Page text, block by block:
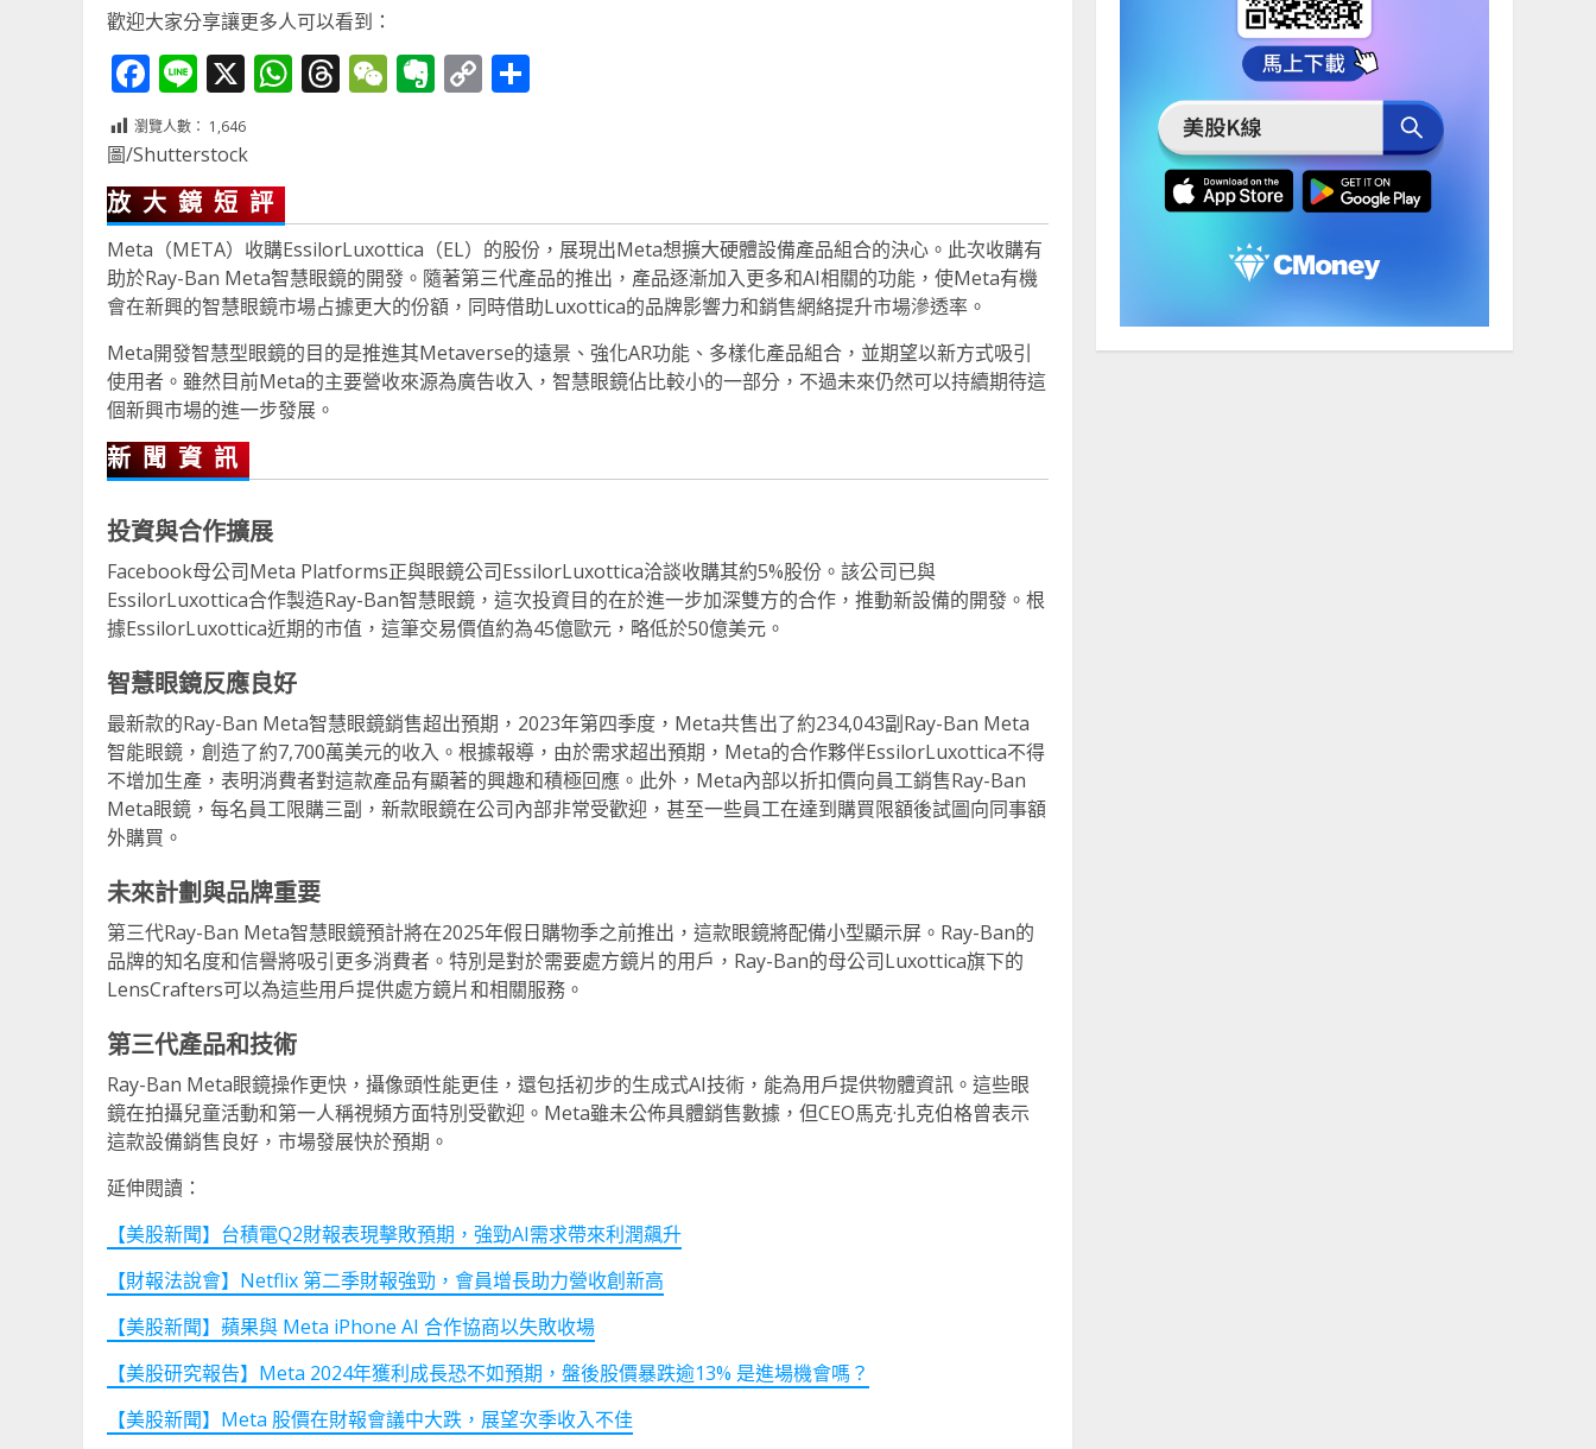
歡迎大家分享讓更多人可以看到：
Facebook
Line
X WhatsApp
Threads
WeChat
Evernote
Copy
瀏覽人數： 1,646
圖/Shutterstock
放大鏡短評
Meta（META）收購EssilorLuxottica（EL）的股份，展現出Meta想擴大硬體設備產品組合的決心。此次收購有
助於Ray-Ban Meta智慧眼鏡的開發。隨著第三代產品的推出，產品逐漸加入更多和AI相關的功能，使Meta有機
會在新興的智慧眼鏡市場占據更大的份額，同時借助Luxottica的品牌影響力和銷售網絡提升市場滲透率。
Meta開發智慧型眼鏡的目的是推進其Metaverse的遠景、強化AR功能、多樣化產品組合，並期望以新方式吸引
使用者。雖然目前Meta的主要營收來源為廣告收入，智慧眼鏡佔比較小的一部分，不過未來仍然可以持續期待這
個新興市場的進一步發展​。
新聞資訊
投資與合作擴展
Facebook母公司Meta Platforms正與眼鏡公司EssilorLuxottica洽談收購其約5%股份。該公司已與
EssilorLuxottica合作製造Ray-Ban智慧眼鏡，這次投資目的在於進一步加深雙方的合作，推動新設備的開發。根
據EssilorLuxottica近期的市值，這筆交易價值約為45億歐元，略低於50億美元。
智慧眼鏡反應良好
最新款的Ray-Ban Meta智慧眼鏡銷售超出預期，2023年第四季度，Meta共售出了約234,043副Ray-Ban Meta
智能眼鏡，創造了約7,700萬美元的收入。根據報導，由於需求超出預期，Meta的合作夥伴EssilorLuxottica不得
不增加生產，表明消費者對這款產品有顯著的興趣和積極回應。此外，Meta內部以折扣價向員工銷售Ray-Ban
Meta眼鏡，每名員工限購三副，新款眼鏡在公司內部非常受歡迎，甚至一些員工在達到購買限額後試圖向同事額
外購買。
未來計劃與品牌重要
第三代Ray-Ban Meta智慧眼鏡預計將在2025年假日購物季之前推出，這款眼鏡將配備小型顯示屏。Ray-Ban的
品牌的知名度和信譽將吸引更多消費者。特別是對於需要處方鏡片的用戶，Ray-Ban的母公司Luxottica旗下的
LensCrafters可以為這些用戶提供處方鏡片和相關服務。
第三代產品和技術
Ray-Ban Meta眼鏡操作更快，攝像頭性能更佳，還包括初步的生成式AI技術，能為用戶提供物體資訊。這些眼
鏡在拍攝兒童活動和第一人稱視頻方面特別受歡迎。Meta雖未公佈具體銷售數據，但CEO馬克·扎克伯格曾表示
這款設備銷售良好，市場發展快於預期。
延伸閱讀：
【美股新聞】台積電Q2財報表現擊敗預期，強勁AI需求帶來利潤飆升
【財報法說會】Netflix 第二季財報強勁，會員增長助力營收創新高
【美股新聞】蘋果與 Meta iPhone AI 合作協商以失敗收場
【美股研究報告】Meta 2024年獲利成長恐不如預期，盤後股價暴跌逾13% 是進場機會嗎？
【美股新聞】Meta 股價在財報會議中大跌，展望次季收入不佳